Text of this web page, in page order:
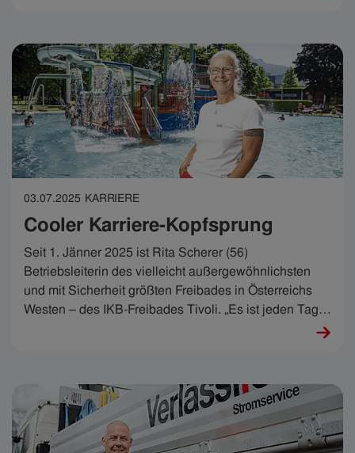
erzählt er. Wie gut, dass er viel davon hat.
03.07.2025 KARRIERE
Cooler Karriere-Kopfsprung
Seit 1. Jänner 2025 ist Rita Scherer (56)
Betriebsleiterin des vielleicht außergewöhnlichsten
und mit Sicherheit größten Freibades in Österreichs
Westen – des IKB-Freibades Tivoli. „Es ist jeden Tag
der IKB Karriere gemacht. Rita: „Ja, bei mir ist alles
schnell gegangen. Es ist mir die Möglichkeit gegeben
worden.“ Und sie hat sie genutzt.